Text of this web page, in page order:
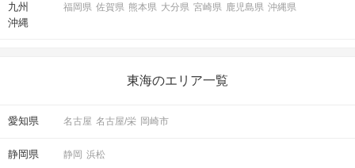
九州
沖縄
福岡県 佐賀県 熊本県 大分県 宮崎県 鹿児島県 沖縄県
東海のエリア一覧
愛知県 名古屋 名古屋/栄 岡崎市
静岡県 静岡 浜松